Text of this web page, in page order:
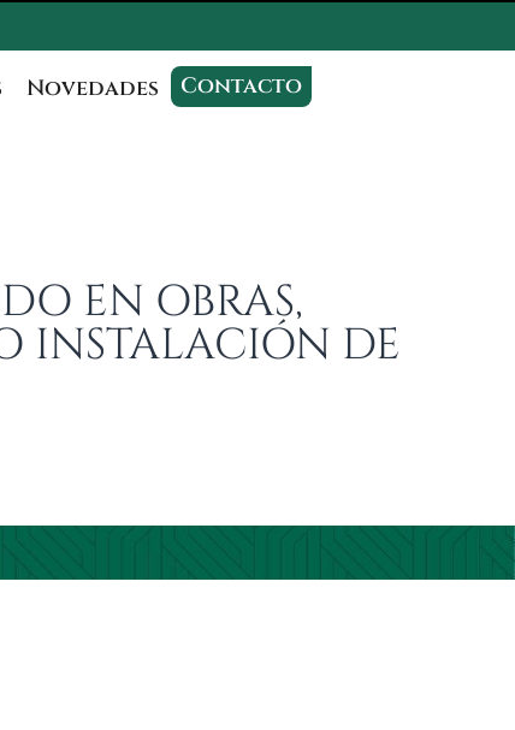
Novedades Contacto
EN OBRAS,
INSTALACIÓN DE